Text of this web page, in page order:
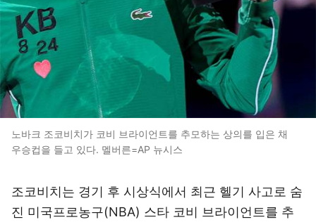
노바크 조코비치가 코비 브라이언트를 추모하는 상의를 입은 채
우승컵을 들고 있다. 멜버른=AP 뉴시스
조코비치는 경기 후 시상식에서 최근 헬기 사고로 숨
진 미국프로농구(NBA) 스타 코비 브라이언트를 추